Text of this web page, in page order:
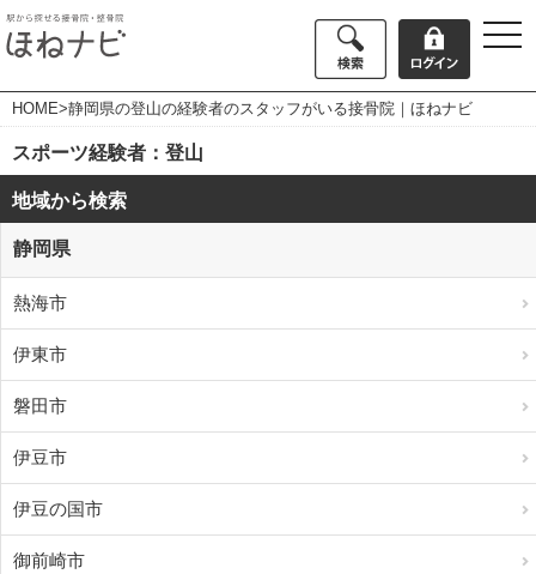
HOME>静岡県の登山の経験者のスタッフがいる接骨院｜ほねナビ
スポーツ経験者：登山
地域から検索
静岡県
熱海市
伊東市
磐田市
伊豆市
伊豆の国市
御前崎市